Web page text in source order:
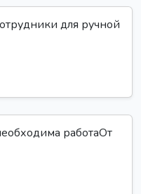
для ручной
работаОт